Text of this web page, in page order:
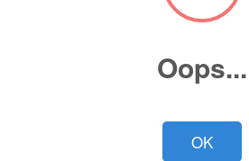
expertos. Fácil, rápido y a tu
Oops...
OK